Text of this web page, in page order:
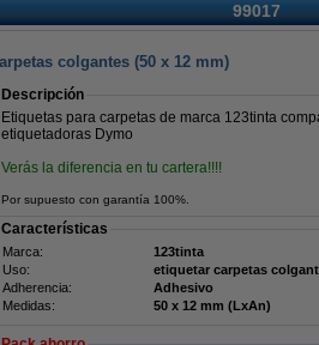
99017
colgantes (50 x 12 mm)
Descripción
Etiquetas para carpetas de marca 123tinta
etiquetadoras Dymo
Verás la diferencia en tu cartera!!!!
Por supuesto con garantía 100%.
Características
Marca: 123tinta
Uso:
etiquetar carpetas
Adherencia:
Adhesivo
Medidas:
50 x 12 mm (LxAn)